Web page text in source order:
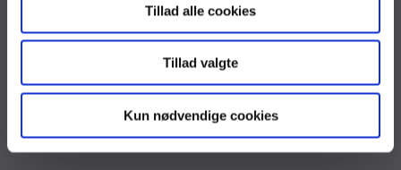
Tillad alle cookies
Tillad valgte
Kun nødvendige cookies
EAN nr. 5798009814401
VAT nr. DK 33467826
Telefontid
Mandag-Fredag 9:00-16:00